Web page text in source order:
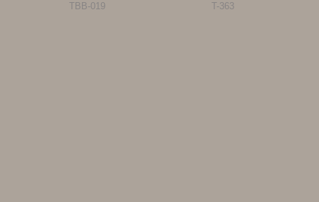
TBB-019 T-363